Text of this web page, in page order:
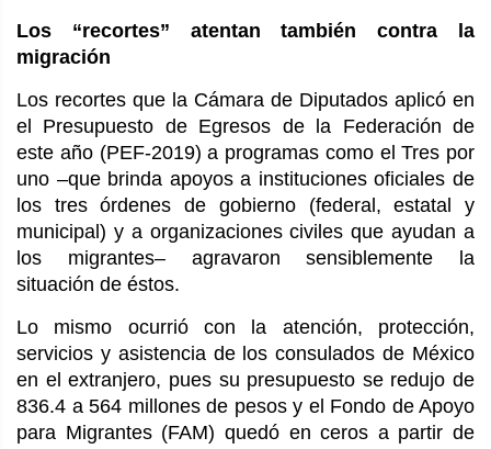
Los “recortes” atentan también contra la
migración
Los recortes que la Cámara de Diputados aplicó en
el Presupuesto de Egresos de la Federación de
este año (PEF-2019) a programas como el Tres por
uno –que brinda apoyos a instituciones oficiales de
los tres órdenes de gobierno (federal, estatal y
municipal) y a organizaciones civiles que ayudan a
los migrantes– agravaron sensiblemente la
situación de éstos.
Lo mismo ocurrió con
la atención, protección,
servicios y asistencia de los consulados de México
en el extranjero, pues su presupuesto se redujo de
836.4 a 564 millones de pesos y el Fondo de Apoyo
para Migrantes (FAM) quedó en ceros a partir de